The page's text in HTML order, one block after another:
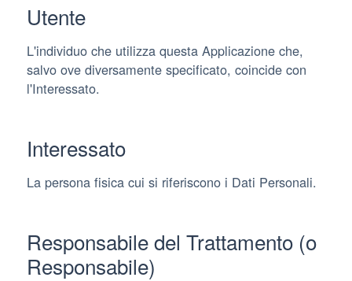
Utente
L'individuo che utilizza questa Applicazione che,
salvo ove diversamente specificato, coincide con
l'Interessato.
Interessato
La persona fisica cui si riferiscono i Dati Personali.
Responsabile del Trattamento (o
Responsabile)